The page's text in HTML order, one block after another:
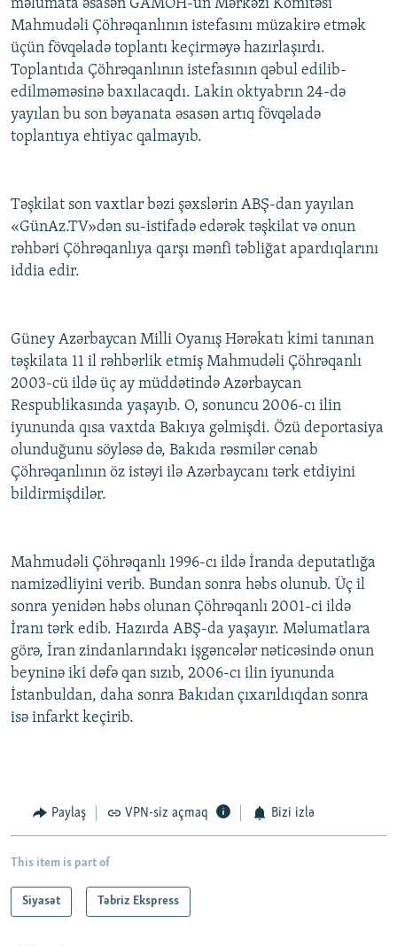
məlumata əsasən GAMOH-un Mərkəzi Komitəsi
Mahmudəli Çöhrəqanlının istefasını müzakirə etmək
üçün fövqəladə toplantı keçirməyə hazırlaşırdı.
Toplantıda Çöhrəqanlının istefasının qəbul edilib-
edilməməsinə baxılacaqdı. Lakin oktyabrın 24-də
yayılan bu son bəyanata əsasən artıq fövqəladə
toplantıya ehtiyac qalmayıb.
Təşkilat son vaxtlar bəzi şəxslərin ABŞ-dan yayılan
«GünAz.TV»dən su-istifadə edərək təşkilat və onun
rəhbəri Çöhrəqanlıya qarşı mənfi təbliğat apardıqlarını
iddia edir.
Güney Azərbaycan Milli Oyanış Hərəkatı kimi tanınan
təşkilata 11 il rəhbərlik etmiş Mahmudəli Çöhrəqanlı
2003-cü ildə üç ay müddətində Azərbaycan
Respublikasında yaşayıb. O, sonuncu 2006-cı ilin
iyununda qısa vaxtda Bakıya gəlmişdi. Özü deportasiya
olunduğunu söyləsə də, Bakıda rəsmilər cənab
Çöhrəqanlının öz istəyi ilə Azərbaycanı tərk etdiyini
bildirmişdilər.
Mahmudəli Çöhrəqanlı 1996-cı ildə İranda deputatlığa
namizədliyini verib. Bundan sonra həbs olunub. Üç il
sonra yenidən həbs olunan Çöhrəqanlı 2001-ci ildə
İranı tərk edib. Hazırda ABŞ-da yaşayır. Məlumatlara
görə, İran zindanlarındakı işgəncələr nəticəsində onun
beyninə iki dəfə qan sızıb, 2006-cı ilin iyununda
İstanbuldan, daha sonra Bakıdan çıxarıldıqdan sonra
isə infarkt keçirib.
Paylaş VPN-siz açmaq Bizi izlə
This item is part of
Siyasət Təbriz Ekspress